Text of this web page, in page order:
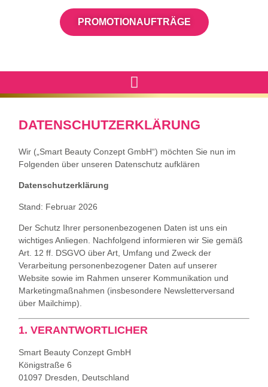
PROMOTIONAUFTRÄGE
DATENSCHUTZERKLÄRUNG
Wir („Smart Beauty Conzept GmbH“) möchten Sie nun im
Folgenden über unseren Datenschutz aufklären
Datenschutzerklärung
Stand: Februar 2026
Der Schutz Ihrer personenbezogenen Daten ist uns ein
wichtiges Anliegen. Nachfolgend informieren wir Sie gemäß
Art. 12 ff. DSGVO über Art, Umfang und Zweck der
Verarbeitung personenbezogener Daten auf unserer
Website sowie im Rahmen unserer Kommunikation und
Marketingmaßnahmen (insbesondere Newsletterversand
über Mailchimp).
1. VERANTWORTLICHER
Smart Beauty Conzept GmbH
Königstraße 6
01097 Dresden, Deutschland